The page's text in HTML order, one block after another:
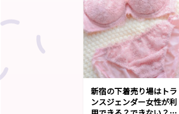
新宿の下着売り場はトラ
ンスジェンダー女性が利